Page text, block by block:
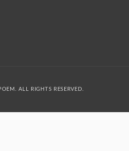
ALL RIGHTS RESERVED.